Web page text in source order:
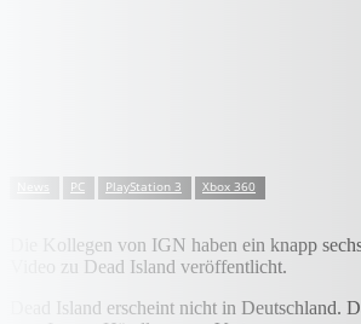
PC PlayStation 3 Xbox 360
Die Kollegen von IGN haben ein knapp
Video zu Dead Island veröffentlicht.
Dead Island erscheint nicht in Deutschland.